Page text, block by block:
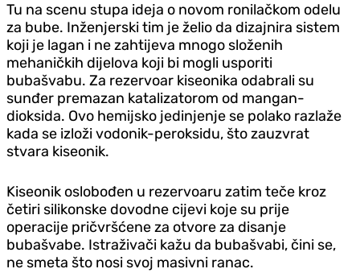
Tu na scenu stupa ideja o novom ronilačkom odelu
za bube. Inženjerski tim je želio da dizajnira sistem
koji je lagan i ne zahtijeva mnogo složenih
mehaničkih dijelova koji bi mogli usporiti
bubašvabu. Za rezervoar kiseonika odabrali su
sunđer premazan katalizatorom od mangan-
dioksida. Ovo hemijsko jedinjenje se polako razlaže
kada se izloži vodonik-peroksidu, što zauzvrat
stvara kiseonik.
Kiseonik oslobođen u rezervoaru zatim teče kroz
četiri silikonske dovodne cijevi koje su prije
operacije pričvršćene za otvore za disanje
bubašvabe. Istraživači kažu da bubašvabi, čini se,
ne smeta što nosi svoj masivni ranac.